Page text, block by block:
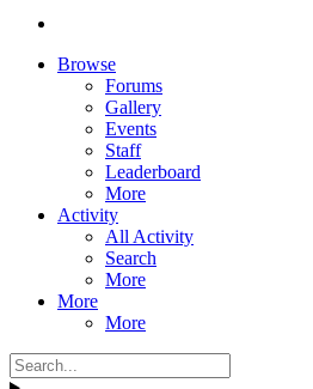
Browse
Forums
Gallery
Events
Staff
Leaderboard
More
Activity
All Activity
Search
More
More
More